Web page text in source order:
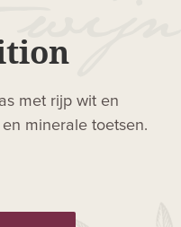
met rijp wit en
minerale toetsen.